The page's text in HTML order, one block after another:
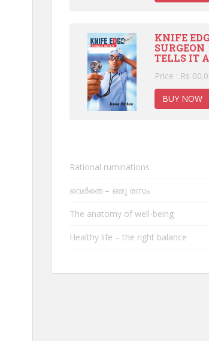
KNIFE
SURGEON
TELLS IT
Price : Rs
BUY NOW
Rational ruminations
വെർതെ – ഒരു രസം
The anatomy of well-being
Healthy life – the right balance